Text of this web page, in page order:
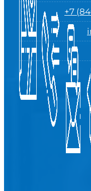
+7